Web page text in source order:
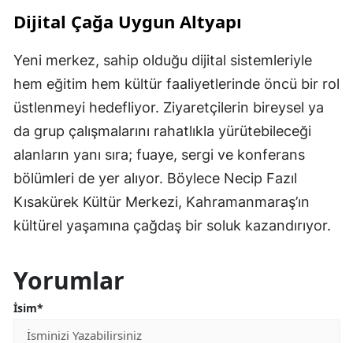
Dijital Çağa Uygun Altyapı
Yeni merkez, sahip olduğu dijital sistemleriyle
hem eğitim hem kültür faaliyetlerinde öncü bir rol
üstlenmeyi hedefliyor. Ziyaretçilerin bireysel ya
da grup çalışmalarını rahatlıkla yürütebileceği
alanların yanı sıra; fuaye, sergi ve konferans
bölümleri de yer alıyor. Böylece Necip Fazıl
Kısakürek Kültür Merkezi, Kahramanmaraş’ın
kültürel yaşamına çağdaş bir soluk kazandırıyor.
Yorumlar
İsim*